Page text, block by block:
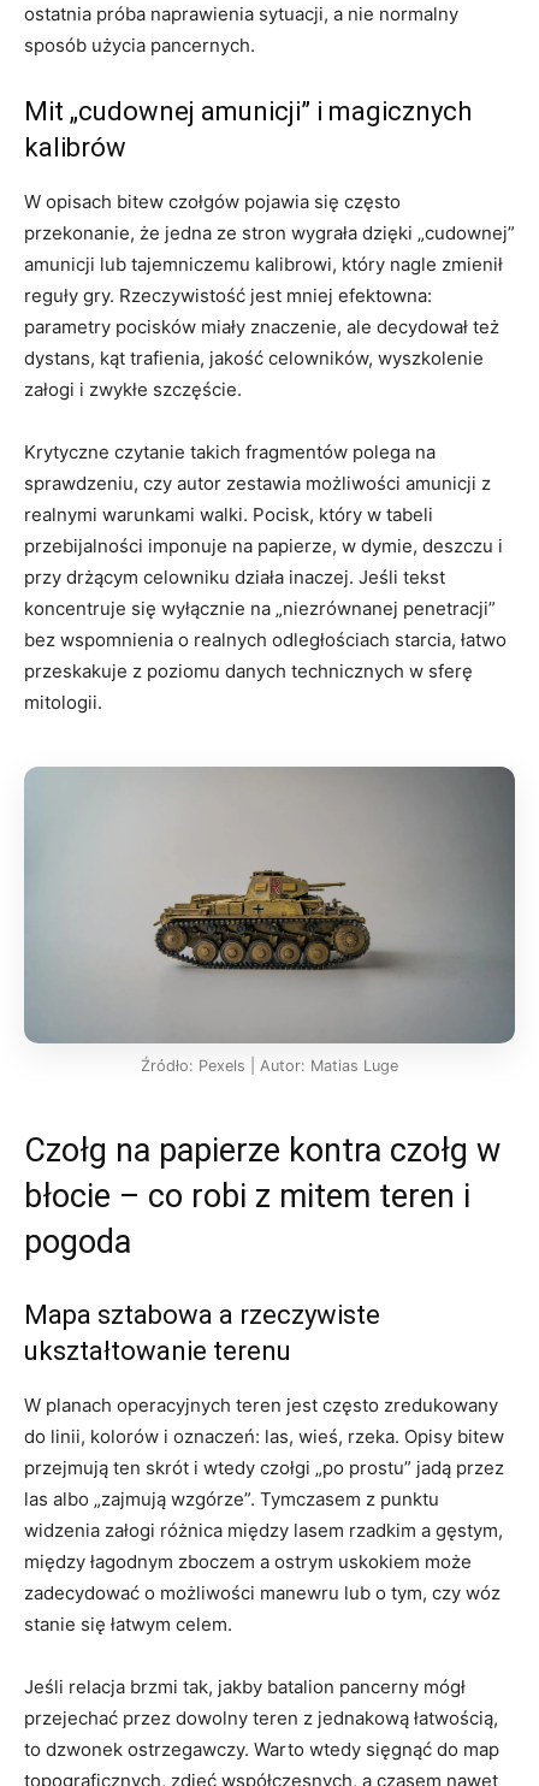
ostatnia próba naprawienia sytuacji, a nie normalny
sposób użycia pancernych.
Mit „cudownej amunicji” i magicznych
kalibrów
W opisach bitew czołgów pojawia się często
przekonanie, że jedna ze stron wygrała dzięki „cudownej”
amunicji lub tajemniczemu kalibrowi, który nagle zmienił
reguły gry. Rzeczywistość jest mniej efektowna:
parametry pocisków miały znaczenie, ale decydował też
dystans, kąt trafienia, jakość celowników, wyszkolenie
załogi i zwykłe szczęście.
Krytyczne czytanie takich fragmentów polega na
sprawdzeniu, czy autor zestawia możliwości amunicji z
realnymi warunkami walki. Pocisk, który w tabeli
przebijalności imponuje na papierze, w dymie, deszczu i
przy drżącym celowniku działa inaczej. Jeśli tekst
koncentruje się wyłącznie na „niezrównanej penetracji”
bez wspomnienia o realnych odległościach starcia, łatwo
przeskakuje z poziomu danych technicznych w sferę
mitologii.
Źródło: Pexels | Autor: Matias Luge
Czołg na papierze kontra czołg w
błocie – co robi z mitem teren i
pogoda
Mapa sztabowa a rzeczywiste
ukształtowanie terenu
W planach operacyjnych teren jest często zredukowany
do linii, kolorów i oznaczeń: las, wieś, rzeka. Opisy bitew
przejmują ten skrót i wtedy czołgi „po prostu” jadą przez
las albo „zajmują wzgórze”. Tymczasem z punktu
widzenia załogi różnica między lasem rzadkim a gęstym,
między łagodnym zboczem a ostrym uskokiem może
zadecydować o możliwości manewru lub o tym, czy wóz
stanie się łatwym celem.
Jeśli relacja brzmi tak, jakby batalion pancerny mógł
przejechać przez dowolny teren z jednakową łatwością,
to dzwonek ostrzegawczy. Warto wtedy sięgnąć do map
topograficznych, zdjęć współczesnych, a czasem nawet